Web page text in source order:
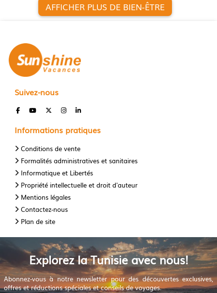
AFFICHER PLUS DE BIEN-ÊTRE
Suivez-nous
Informations pratiques
Conditions de vente
Formalités administratives et sanitaires
Informatique et Libertés
Propriété intellectuelle et droit d'auteur
Mentions légales
Contactez-nous
Plan de site
Explorez la Tunisie avec nous!
Abonnez-vous à notre newsletter pour des découvertes exclusives,
offres et réductions spéciales et conseils de voyages.